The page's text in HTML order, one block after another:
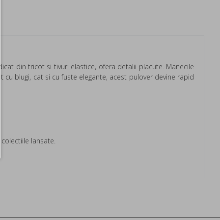
din tricot si tivuri elastice, ofera detalii placute. Manecile
blugi, cat si cu fuste elegante, acest pulover devine rapid
lansate.